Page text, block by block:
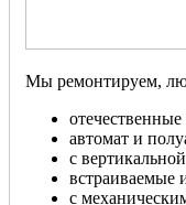
Мы ремонтируем,
автомат и
с
встраиваемые
с